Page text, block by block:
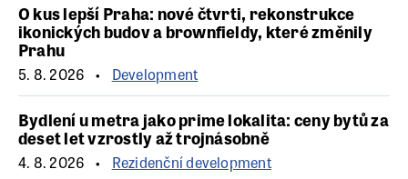
O kus lepší Praha: nové čtvrti, rekonstrukce
ikonických budov a brownfieldy, které změnily
Prahu
5. 8. 2026 Development
Bydlení u metra jako prime lokalita: ceny bytů za
deset let vzrostly až trojnásobně
4. 8. 2026 Rezidenční development